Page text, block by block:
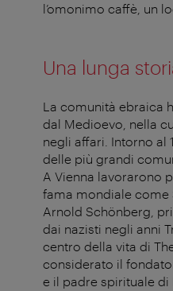
l’omonimo caffè, un
Una lunga
La comunità ebraica
dal Medioevo, nella
negli affari. Intorno al
delle più grandi
A Vienna lavorarono
fama mondiale come
Arnold Schönberg,
dai nazisti negli anni
centro della vita di
considerato il
e il padre spirituale di